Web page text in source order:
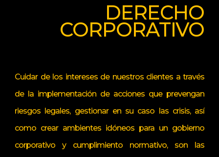
DERECHO
CORPORATIVO
Cuidar de los intereses de nuestros clientes a través
de la implementación de acciones que prevengan
riesgos legales, gestionar en su caso las crisis, así
como crear ambientes idóneos para un gobierno
corporativo y cumplimiento normativo, son las